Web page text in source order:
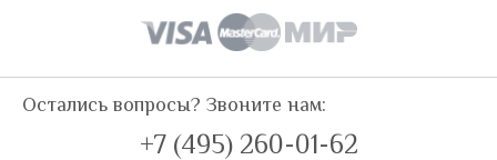
Остались вопросы? Звоните нам:
+7 (495) 260-01-62